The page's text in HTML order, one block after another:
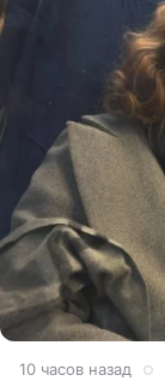
10 часов назад